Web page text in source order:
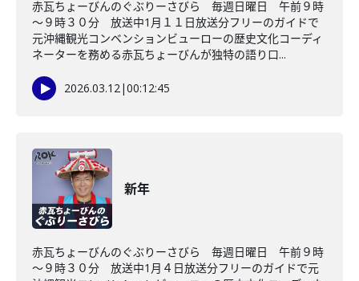
赤瓦ちょーびんのぐぶりーさびら 毎週日曜日 午前９時
～９時３０分 放送中1月１１日放送分フリーのガイドで
元沖縄観光コンベンションビューローの歴史文化コーディ
ネーターを務める赤瓦ちょーびんが独特の語り口...
2026.03.12|00:12:45
新年
赤瓦ちょーびんのぐぶりーさびら 毎週日曜日 午前９時
～９時３０分 放送中1月４日放送分フリーのガイドで元